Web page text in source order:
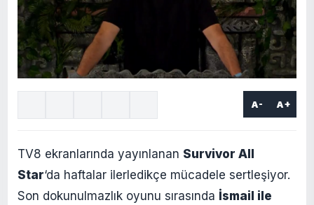
A- A+
TV8 ekranlarında yayınlanan Survivor All
Star‘da haftalar ilerledikçe mücadele sertleşiyor.
Son dokunulmazlık oyunu sırasında İsmail ile